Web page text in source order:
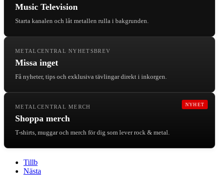
Music Television
Starta kanalen och låt metallen rulla i bakgrunden.
METALCENTRAL NYHETSBREV
Missa inget
Få nyheter, tips och exklusiva tävlingar direkt i inkorgen.
NYHET
METALCENTRAL MERCH
Shoppa merch
T-shirts, muggar och merch för dig som lever rock & metal.
Tillb
Nästa